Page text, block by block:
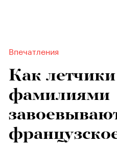
Впечатления
Как
фамилиями